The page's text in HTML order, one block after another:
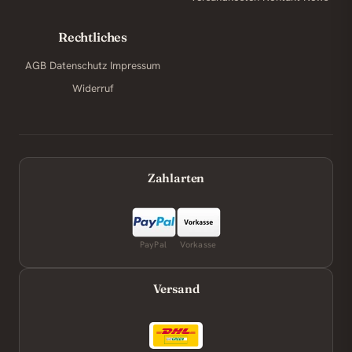
Rechtliches
AGB Datenschutz Impressum
Widerruf
Zahlarten
PayPal Vorkasse
Versand